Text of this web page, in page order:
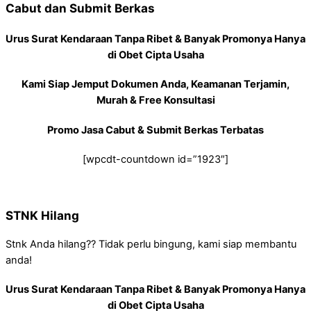
Cabut dan Submit Berkas
Urus Surat Kendaraan Tanpa Ribet & Banyak Promonya Hanya
di Obet Cipta Usaha
Kami Siap Jemput Dokumen Anda, Keamanan Terjamin,
Murah & Free Konsultasi
Promo Jasa Cabut & Submit Berkas Terbatas
[wpcdt-countdown id=”1923″]
STNK Hilang
Stnk Anda hilang?? Tidak perlu bingung, kami siap membantu
anda!
Urus Surat Kendaraan Tanpa Ribet & Banyak Promonya Hanya
di Obet Cipta Usaha